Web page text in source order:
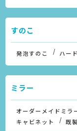
すのこ
発泡すのこ ハー
ミラー
オーダーメイドミラ
キャビネット
既